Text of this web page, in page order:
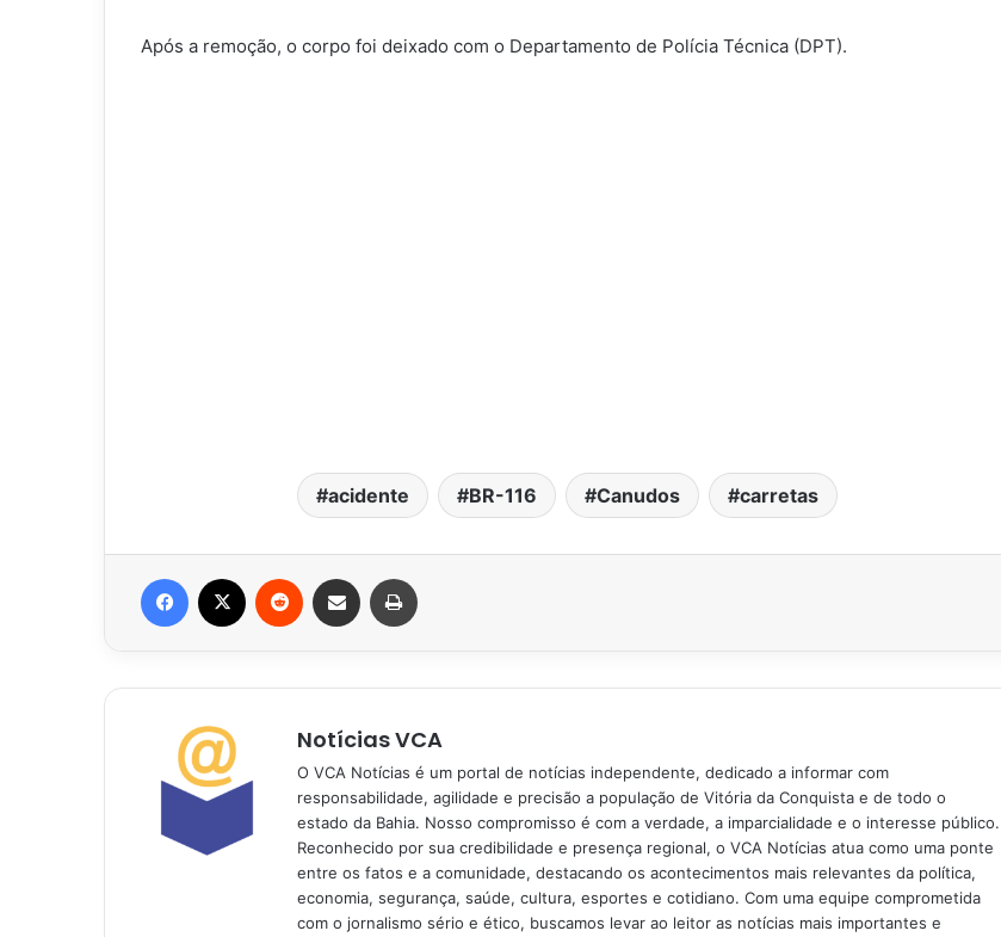
Após a remoção, o corpo foi deixado com o Departamento de Polícia Técnica (DPT).
acidente BR-116 Canudos carretas
Facebook Reddit Compartilhar via e-mail
Notícias VCA
O VCA Notícias é um portal de notícias independente, dedicado a informar com
responsabilidade, agilidade e precisão a população de Vitória da Conquista e de todo o
estado da Bahia. Nosso compromisso é com a verdade, a imparcialidade e o interesse público.
Reconhecido por sua credibilidade e presença regional, o VCA Notícias atua como uma ponte
entre os fatos e a comunidade, destacando os acontecimentos mais relevantes da política,
economia, segurança, saúde, cultura, esportes e cotidiano. Com uma equipe comprometida
com o jornalismo sério e ético, buscamos levar ao leitor as notícias mais importantes e